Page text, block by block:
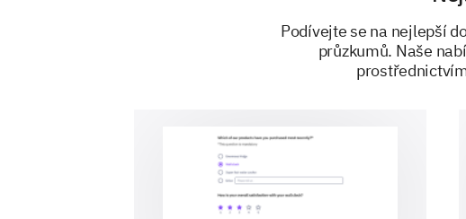
Podívejte se na nejlepší
průzkumů. Naše